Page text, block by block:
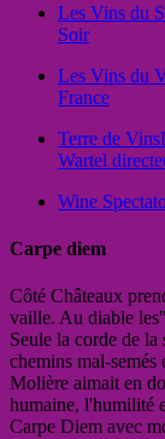
Les Vins du
Soir
Les Vins du
France
Terre de Vins
Wartel
Wine
Carpe diem
Côté Châteaux
vaille. Au diable
Seule la corde de
chemins mal-
Molière aimait en
humaine, l'humilité
Carpe Diem avec